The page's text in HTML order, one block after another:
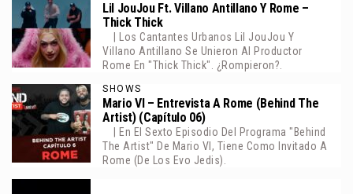
Lil JouJou Ft. Villano Antillano Y Rome –
Thick Thick
| Los Cantantes Urbanos Lil JouJou Y
Villano Antillano Se Unieron Al Productor
Rome En "Thick Thick". ¿Rompieron?.
SHOWS
Mario VI – Entrevista A Rome (Behind The
Artist) (Capítulo 06)
| En El Sexto Episodio Del Programa "Behind
The Artist" De Mario VI, Tiene Como Invitado A
Rome (de Los Evo Jedis).